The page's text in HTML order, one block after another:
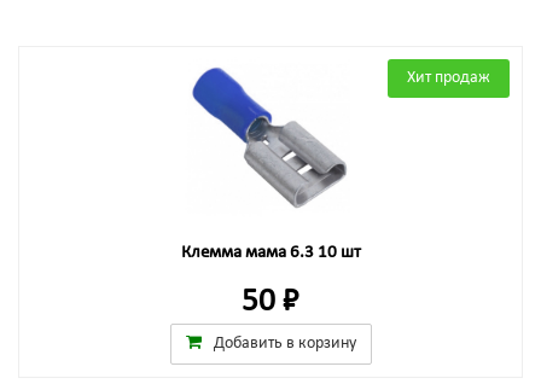
Хит продаж
Клемма мама 6.3 10 шт
50 ₽
Добавить в корзину